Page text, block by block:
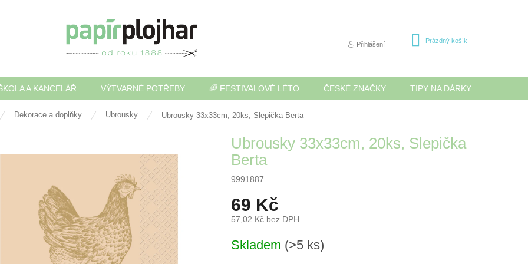
Přihlášení
NÁKUPNÍ
Prázdný košík
A KANCELÁŘ VÝTVARNÉ POTŘEBY 🌈 FESTIVALOVÉ LÉTO ČESKÉ ZNAČKY TIPY NA DÁRKY
Dekorace a doplňky Ubrousky Ubrousky 33x33cm, 20ks, Slepička Berta
Ubrousky 33x33cm, 20ks, Slepička
Berta
9991887
69 Kč
57,02 Kč bez DPH
cena:
Skladem (>5 ks)